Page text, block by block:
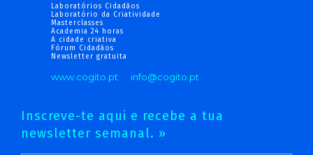
Laboratórios Cidadãos
Laboratório da Criatividade
Masterclasses
Academia 24 horas
A cidade criativa
Fórum Cidadãos
Newsletter gratuita
www.cogito.pt info@cogito.pt
Inscreve-te aqui e recebe a tua
newsletter semanal. »